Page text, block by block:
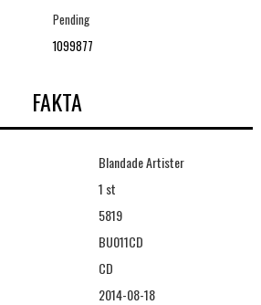
Pending
1099877
FAKTA
Blandade Artister
1 st
5819
BU011CD
CD
2014-08-18